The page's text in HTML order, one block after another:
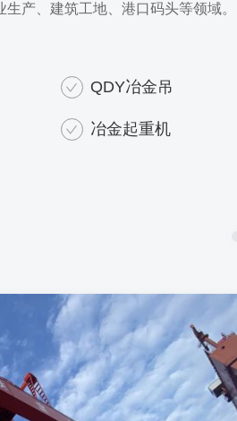
产、建筑工地、港口码头等领域。
QDY冶金吊
冶金起重机